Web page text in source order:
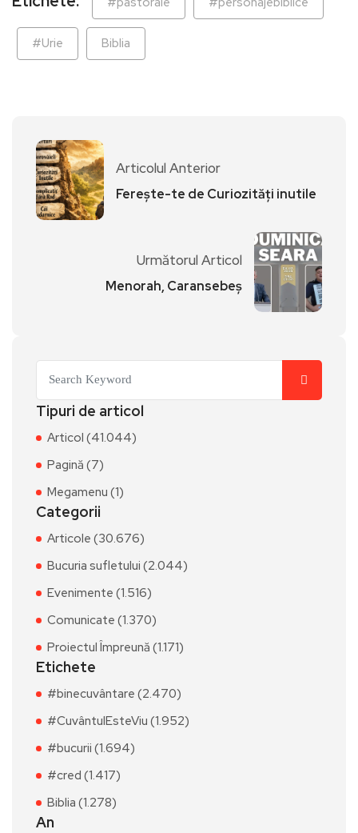
#Urie Biblia
Articolul Anterior
Ferește-te de Curiozități inutile
Următorul Articol
Menorah, Caransebeș
Tipuri de articol
Articol (41.044)
Pagină (7)
Megamenu (1)
Categorii
Articole (30.676)
Bucuria sufletului (2.044)
Evenimente (1.516)
Comunicate (1.370)
Proiectul Împreună (1.171)
Etichete
#binecuvântare (2.470)
#CuvântulEsteViu (1.952)
#bucurii (1.694)
#cred (1.417)
Biblia (1.278)
An